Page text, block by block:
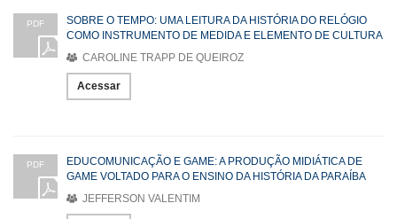
PDF
SOBRE O TEMPO: UMA LEITURA DA HISTÓRIA DO RELÓGIO
COMO INSTRUMENTO DE MEDIDA E ELEMENTO DE CULTURA
CAROLINE TRAPP DE QUEIROZ
Acessar
PDF
EDUCOMUNICAÇÃO E GAME: A PRODUÇÃO MIDIÁTICA DE
GAME VOLTADO PARA O ENSINO DA HISTÓRIA DA PARAÍBA
JEFFERSON VALENTIM